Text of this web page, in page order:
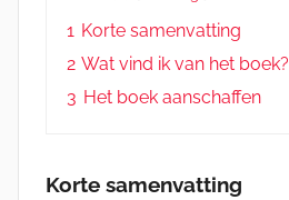
1 Korte samenvatting
2 Wat vind ik van het boek?
3 Het boek aanschaffen
Korte samenvatting